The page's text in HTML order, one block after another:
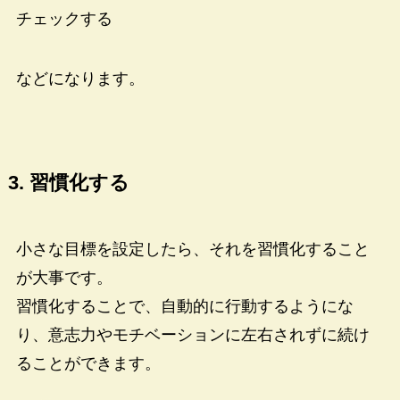
チェックする
などになります。
3. 習慣化する
小さな目標を設定したら、それを習慣化すること
が大事です。
習慣化することで、自動的に行動するようにな
り、意志力やモチベーションに左右されずに続け
ることができます。